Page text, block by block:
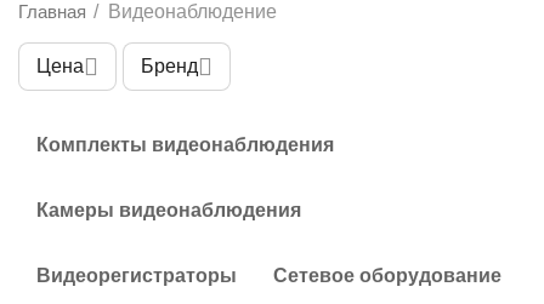
Главная / Видеонаблюдение
Цена Бренд
Комплекты видеонаблюдения
Камеры видеонаблюдения
Видеорегистраторы Сетевое оборудование